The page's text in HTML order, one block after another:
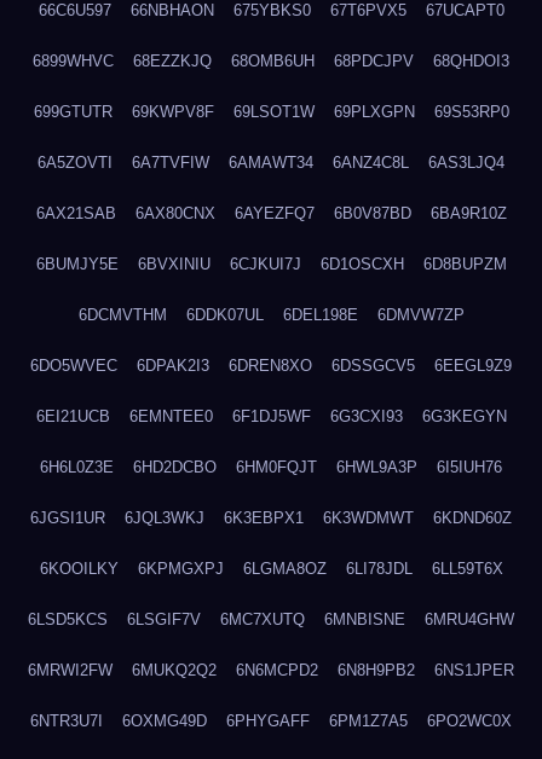
66C6U597 66NBHAON 675YBKS0 67T6PVX5 67UCAPT0
6899WHVC 68EZZKJQ 68OMB6UH 68PDCJPV 68QHDOI3
699GTUTR 69KWPV8F 69LSOT1W 69PLXGPN 69S53RP0
6A5ZOVTI 6A7TVFIW 6AMAWT34 6ANZ4C8L 6AS3LJQ4
6AX21SAB 6AX80CNX 6AYEZFQ7 6B0V87BD 6BA9R10Z
6BUMJY5E 6BVXINIU 6CJKUI7J 6D1OSCXH 6D8BUPZM
6DCMVTHM 6DDK07UL 6DEL198E 6DMVW7ZP
6DO5WVEC 6DPAK2I3 6DREN8XO 6DSSGCV5 6EEGL9Z9
6EI21UCB 6EMNTEE0 6F1DJ5WF 6G3CXI93 6G3KEGYN
6H6L0Z3E 6HD2DCBO 6HM0FQJT 6HWL9A3P 6I5IUH76
6JGSI1UR 6JQL3WKJ 6K3EBPX1 6K3WDMWT 6KDND60Z
6KOOILKY 6KPMGXPJ 6LGMA8OZ 6LI78JDL 6LL59T6X
6LSD5KCS 6LSGIF7V 6MC7XUTQ 6MNBISNE 6MRU4GHW
6MRWI2FW 6MUKQ2Q2 6N6MCPD2 6N8H9PB2 6NS1JPER
6NTR3U7I 6OXMG49D 6PHYGAFF 6PM1Z7A5 6PO2WC0X